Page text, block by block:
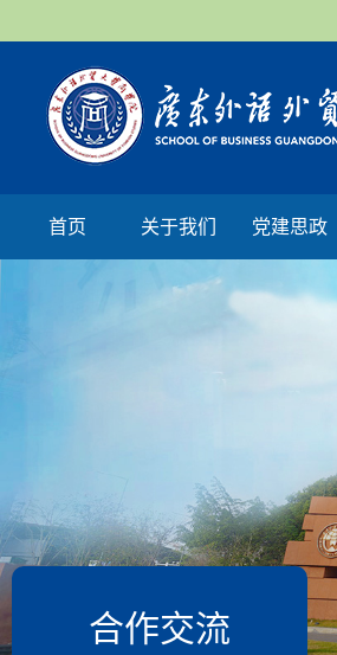
首页 关于我们 党建思政
合作交流